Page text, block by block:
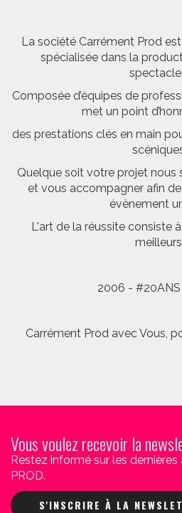
La société Carrément Prod
spécialisée dans la
Composée d’équipes de
met un point
des prestations clés en main
Quelque soit votre projet nous
et vous accompagner afin
évènement
L'art de la réussite consiste
2006 -
Carrément Prod avec Vous,
Vous voulez recevoir la
Restez informé sur les
PROD.
S'INSCRIRE À LA